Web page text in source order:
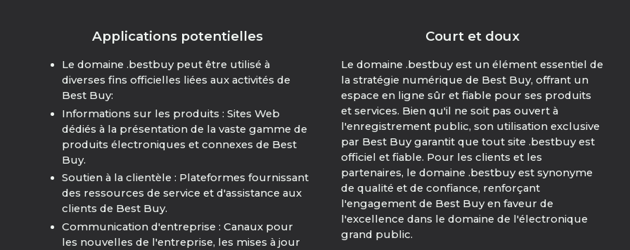
Applications potentielles
Le domaine .bestbuy peut être utilisé à
diverses fins officielles liées aux activités de
Best Buy:
Informations sur les produits : Sites Web
dédiés à la présentation de la vaste gamme de
produits électroniques et connexes de Best
Buy.
Soutien à la clientèle : Plateformes fournissant
des ressources de service et d'assistance aux
clients de Best Buy.
Communication d'entreprise : Canaux pour
les nouvelles de l'entreprise, les mises à jour
Court et doux
Le domaine .bestbuy est un élément essentiel de
la stratégie numérique de Best Buy, offrant un
espace en ligne sûr et fiable pour ses produits
et services. Bien qu'il ne soit pas ouvert à
l'enregistrement public, son utilisation exclusive
par Best Buy garantit que tout site .bestbuy est
officiel et fiable. Pour les clients et les
partenaires, le domaine .bestbuy est synonyme
de qualité et de confiance, renforçant
l'engagement de Best Buy en faveur de
l'excellence dans le domaine de l'électronique
grand public.